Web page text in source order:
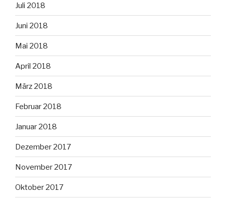
Juli 2018
Juni 2018
Mai 2018
April 2018
März 2018
Februar 2018
Januar 2018
Dezember 2017
November 2017
Oktober 2017